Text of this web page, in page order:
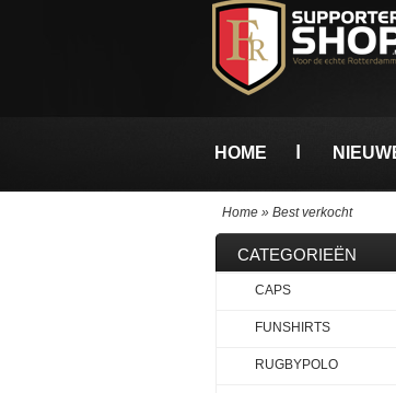
HOME
Home » Best verkocht
CATEGORIEËN
CAPS
FUNSHIRTS
RUGBYPOLO